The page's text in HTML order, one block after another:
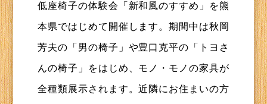
低座椅子の体験会「新和風のすすめ」を熊
本県ではじめて開催します。期間中は秋岡
芳夫の「男の椅子」や豊口克平の「トヨさ
んの椅子」をはじめ、モノ・モノの家具が
全種類展示されます。近隣にお住まいの方